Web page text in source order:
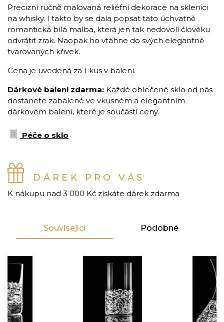
Precizní ručně malovaná reliéfní dekorace na sklenici
na whisky. I takto by se dala popsat tato úchvatně
romantická bílá malba, která jen tak nedovolí člověku
odvrátit zrak. Naopak ho vtáhne do svých elegantně
tvarovaných křivek.
Cena je uvedená za 1 kus v balení.
Dárkové balení zdarma: Každé oblečené sklo od nás
dostanete zabalené ve vkusném a elegantním
dárkovém balení, které je součástí ceny.
Péče o sklo
DÁREK PRO VÁS
K nákupu nad 3 000 Kč získáte dárek zdarma
Související Podobné